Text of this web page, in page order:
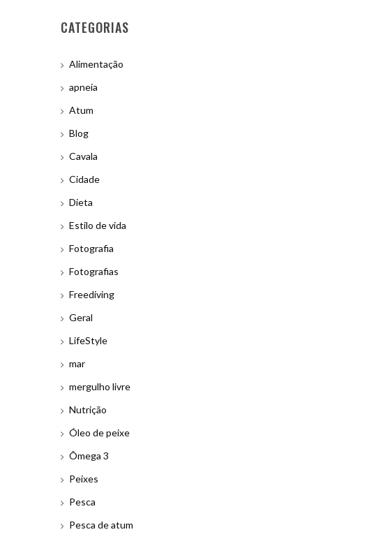
CATEGORIAS
Alimentação
apneia
Atum
Blog
Cavala
Cidade
Dieta
Estilo de vida
Fotografia
Fotografias
Freediving
Geral
LifeStyle
mar
mergulho livre
Nutrição
Óleo de peixe
Ômega 3
Peixes
Pesca
Pesca de atum